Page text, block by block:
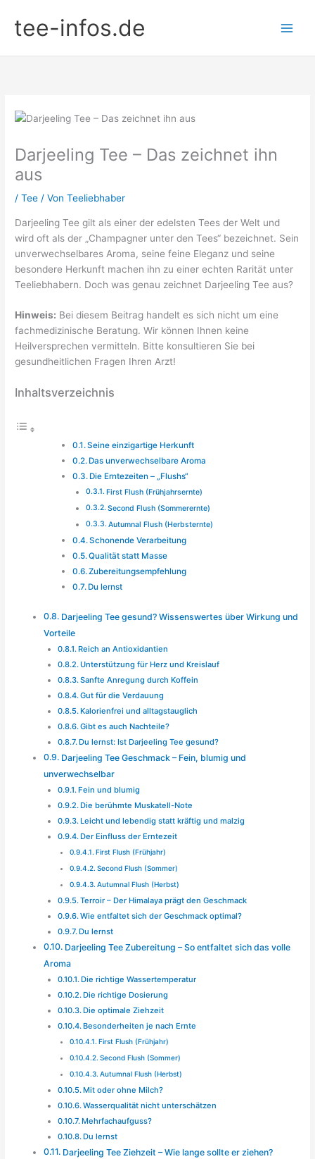
Inhalt
springen
tee-infos.de
Darjeeling Tee – Das zeichnet ihn
aus
/Tee / VonTeeliebhaber
Darjeeling Tee gilt als einer der edelsten Tees der Welt und
wird oft als der „Champagner unter den Tees“ bezeichnet. Sein
unverwechselbares Aroma, seine feine Eleganz und seine
besondere Herkunft machen ihn zu einer echten Rarität unter
Teeliebhabern. Doch was genau zeichnet Darjeeling Tee aus?
Hinweis: Bei diesem Beitrag handelt es sich nicht um eine
fachmedizinische Beratung. Wir können Ihnen keine
Heilversprechen vermitteln. Bitte konsultieren Sie bei
gesundheitlichen Fragen Ihren Arzt!
Inhaltsverzeichnis
Seine einzigartige Herkunft
Das unverwechselbare Aroma
Die Erntezeiten – „Flushs“
First Flush (Frühjahrsernte)
Second Flush (Sommerernte)
Autumnal Flush (Herbsternte)
Schonende Verarbeitung
Qualität statt Masse
Zubereitungsempfehlung
Du lernst
Darjeeling Tee gesund? Wissenswertes über Wirkung und
Vorteile
Reich an Antioxidantien
Unterstützung für Herz und Kreislauf
Sanfte Anregung durch Koffein
Gut für die Verdauung
Kalorienfrei und alltagstauglich
Gibt es auch Nachteile?
Du lernst: Ist Darjeeling Tee gesund?
Darjeeling Tee Geschmack – Fein, blumig und
unverwechselbar
Fein und blumig
Die berühmte Muskatell-Note
Leicht und lebendig statt kräftig und malzig
Der Einfluss der Erntezeit
First Flush (Frühjahr)
Second Flush (Sommer)
Autumnal Flush (Herbst)
Terroir – Der Himalaya prägt den Geschmack
Wie entfaltet sich der Geschmack optimal?
Du lernst
Darjeeling Tee Zubereitung – So entfaltet sich das volle
Aroma
Die richtige Wassertemperatur
Die richtige Dosierung
Die optimale Ziehzeit
Besonderheiten je nach Ernte
First Flush (Frühjahr)
Second Flush (Sommer)
Autumnal Flush (Herbst)
Mit oder ohne Milch?
Wasserqualität nicht unterschätzen
Mehrfachaufguss?
Du lernst
Darjeeling Tee Ziehzeit – Wie lange sollte er ziehen?